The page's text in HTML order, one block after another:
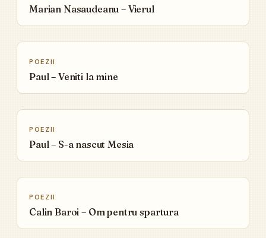
Marian Nasaudeanu – Vierul
▶
POEZII
Paul – Veniti la mine
▶
POEZII
Paul – S-a nascut Mesia
▶
POEZII
Calin Baroi – Om pentru spartura